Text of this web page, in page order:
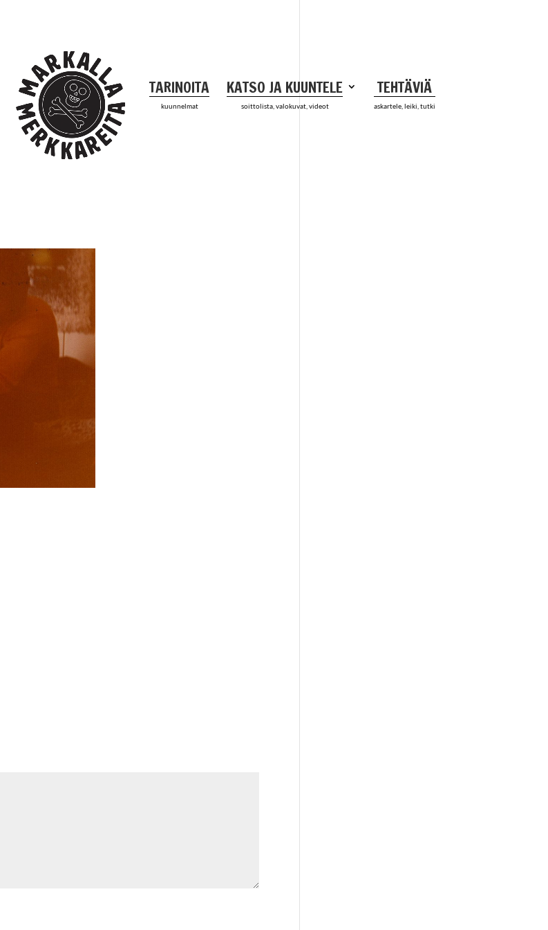
TARINOITA
kuunnelmat
KATSO JA KUUNTELE
soittolista, valokuvat, videot
TEHTÄVIÄ
askartele, leiki, tutki